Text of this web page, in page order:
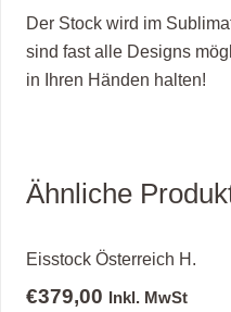
Der Stock wird im
sind fast alle Designs
in Ihren Händen halten!
Ähnliche
Eisstock Österreich H.
€379,00 Inkl. MwSt